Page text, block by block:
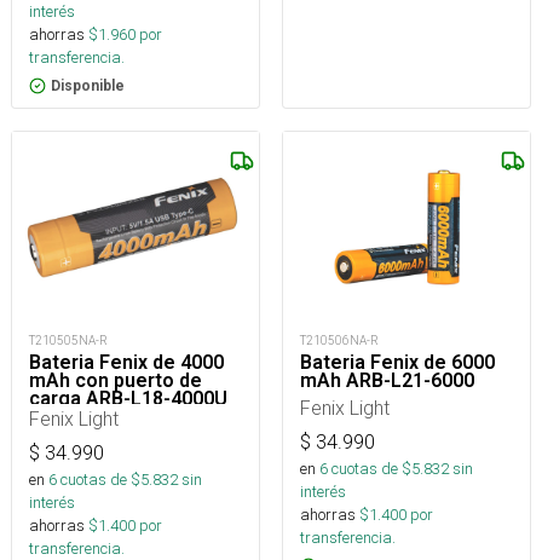
interés
ahorras $1.960 por
transferencia.
Disponible
T210505NA-R
Bateria Fenix de 4000
mAh con puerto de
carga ARB-L18-4000U
Fenix Light
$ 34.990
en 6cuotas de $5.832sin
interés
ahorras $1.400 por
transferencia.
T210506NA-R
Bateria Fenix de 6000
mAh ARB-L21-6000
Fenix Light
$ 34.990
en 6cuotas de $5.832sin
interés
ahorras $1.400 por
transferencia.